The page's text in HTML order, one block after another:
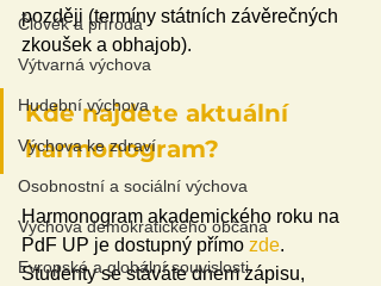
Člověk a příroda
Výtvarná výchova
Hudební výchova
Výchova ke zdraví
Osobnostní a sociální výchova
Výchova demokratického občana
Evropské a globální souvislosti
později (termíny státních závěrečných
zkoušek a obhajob).
Kde najdete aktuální
harmonogram?
Harmonogram akademického roku na
PdF UP je dostupný přímo zde.
Studenty se stáváte dnem zápisu,